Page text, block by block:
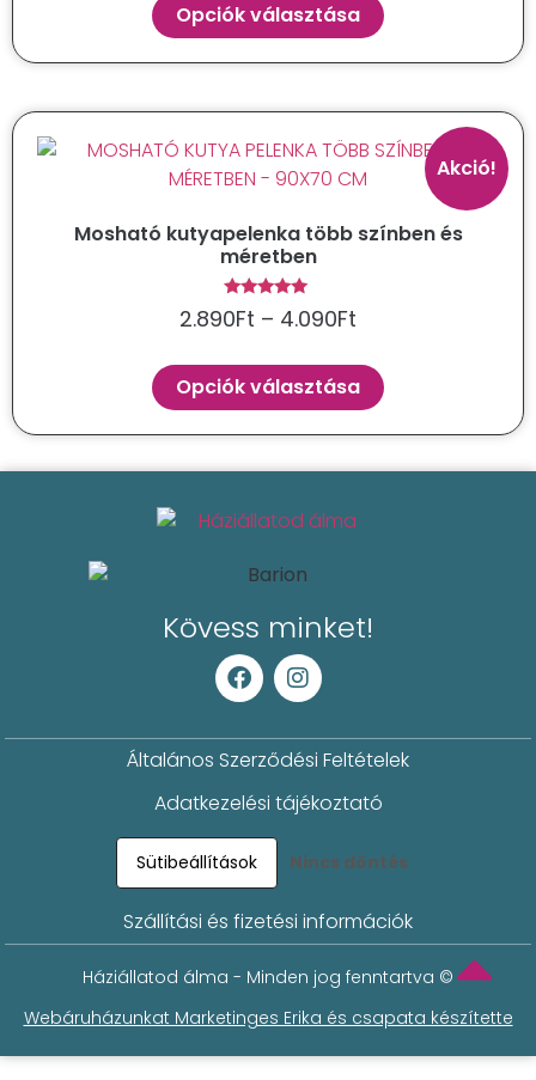
Opciók választása
Akció!
Mosható kutyapelenka több színben és
méretben
Értékelés:
5.00
2.890Ft – 4.090Ft
Opciók választása
Kövess minket!
Általános Szerződési Feltételek
Adatkezelési tájékoztató
Sütibeállítások Nincs döntés
Szállítási és fizetési információk
Háziállatod álma - Minden jog fenntartva ©
Webáruházunkat Marketinges Erika és csapata készítette